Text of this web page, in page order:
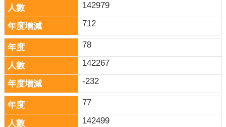
142979
712
78
142267
-232
77
142499